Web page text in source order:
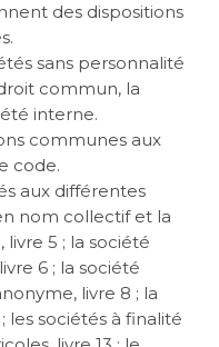
des dispositions
sans personnalité
commun, la
interne.
communes aux
code.
aux différentes
nom collectif et la
5 ; la société
6 ; la société
livre 8 ; la
les sociétés à finalité